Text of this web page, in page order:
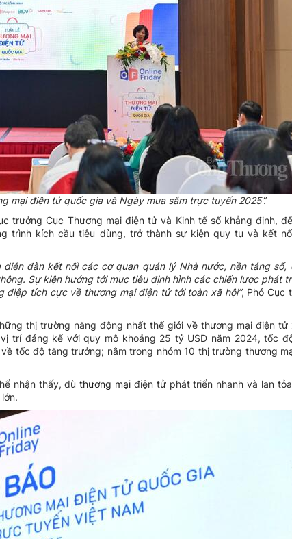
mại điện tử quốc gia và Ngày mua sắm trực tuyến 2025”.
trưởng Cục Thương mại điện tử và Kinh tế số khẳng định,
trình kích cầu tiêu dùng, trở thành sự kiện quy tụ và kết
đàn kết nối các cơ quan quản lý Nhà nước, nền tảng số,
Sự kiện hướng tới mục tiêu định hình các chiến lược phát
điệp tích cực về thương mại điện tử tới toàn xã hội”, Phó Cục
thị trường năng động nhất thế giới về thương mại điện tử
trí đáng kể với quy mô khoảng 25 tỷ USD năm 2024, tốc
tốc độ tăng trưởng; nằm trong nhóm 10 thị trường thương
nhận thấy, dùthương mại điện tử phát triển nhanh và lan